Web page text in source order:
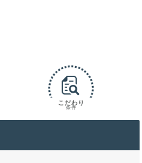
こだわり
条件